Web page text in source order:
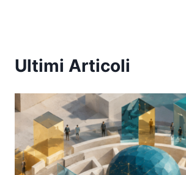
Ultimi Articoli